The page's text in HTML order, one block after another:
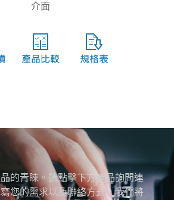
介面
的青睞。請點擊下方產品詢問連
您的需求以及聯絡方式，我們將